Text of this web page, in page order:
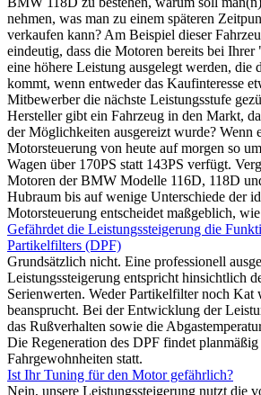
nehmen, was man zu einem späteren
verkaufen kann? Am Beispiel dieser
eindeutig, dass die Motoren bereits bei
eine höhere Leistung ausgelegt werden, die
kommt, wenn entweder das Kaufinteresse
Mitbewerber die nächste Leistungsstufe
Hersteller gibt ein Fahrzeug in den Markt,
der Möglichkeiten ausgereizt wurde? Wenn
Motorsteuerung von heute auf morgen so
Wagen über 170PS statt 143PS verfügt.
Motoren der BMW Modelle 116D, 118D
Hubraum bis auf wenige Unterschiede der
Motorsteuerung entscheidet maßgeblich,
Gefährdet die Leistungssteigerung die
Partikelfilters (DPF)
Grundsätzlich nicht. Eine professionell
Leistungssteigerung entspricht hinsichtlich
Serienwerten. Weder Partikelfilter noch Kat
beansprucht. Bei der Entwicklung der
das Rußverhalten sowie die
Die Regeneration des DPF findet
Fahrgewohnheiten statt.
Ist Ihr Tuning für den Motor gefährlich?
Nein, unsere Leistungssteigerung nutzt die